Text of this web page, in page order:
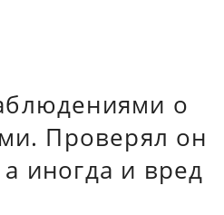
о
Проверял он
иногда и вред